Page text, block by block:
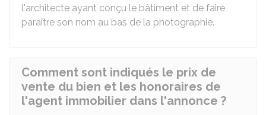
l'architecte ayant conçu le bâtiment et de faire
paraître son nom au bas de la photographie.
Comment sont indiqués le prix de
vente du bien et les honoraires de
l'agent immobilier dans l'annonce ?